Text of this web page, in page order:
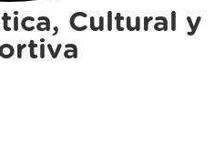
Cultural y